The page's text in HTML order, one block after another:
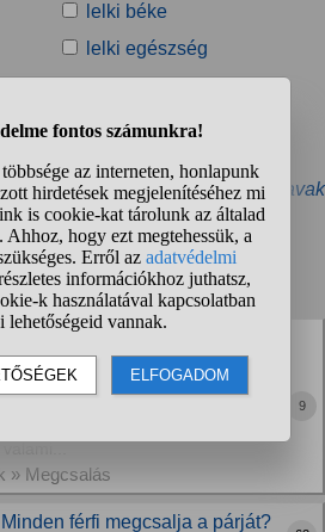
lelki béke
lelki egészség
lelki bántalom
» További kapcsolódó kulcsszavak
kérdések:
1 2 ❯
Ez csak férfi-női
a nő viselkedése??
» Megcsalás
9
férfi megcsalja a párját?